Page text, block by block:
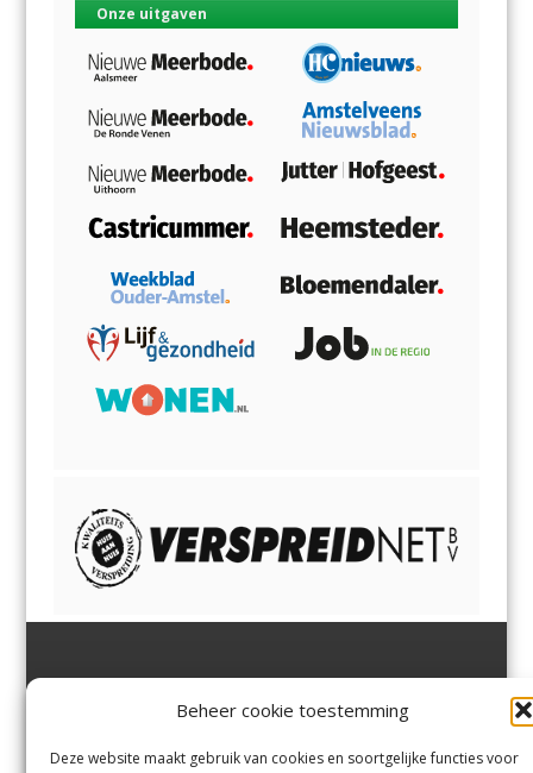
Beheer cookie toestemming
Deze website maakt gebruik van cookies en soortgelijke functies voor
Onze uitgaven
Margadantstraat 34
0255-533900
Velserbroek,Velsen-Zuid,
Zuid,Driehuisen